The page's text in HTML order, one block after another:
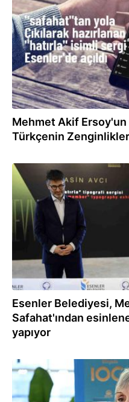
Mehmet Akif
Türkçenin
18.05.2024
Esenler Belediyesi,
Safahat'ından
yapıyor
20.12.2023